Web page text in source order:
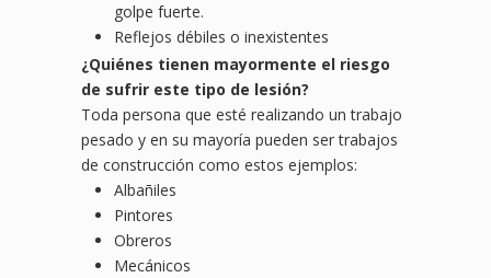
golpe fuerte.
Reflejos débiles o inexistentes
¿Quiénes tienen mayormente el riesgo
de sufrir este tipo de lesión?
Toda persona que esté realizando un trabajo
pesado y en su mayoría pueden ser trabajos
de construcción como estos ejemplos:
Albañiles
Pintores
Obreros
Mecánicos